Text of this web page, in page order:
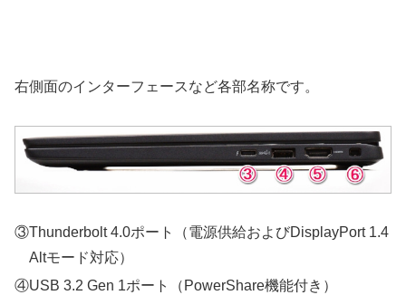
右側面のインターフェースなど各部名称です。
③Thunderbolt 4.0ポート（電源供給およびDisplayPort 1.4
Altモード対応）
④USB 3.2 Gen 1ポート（PowerShare機能付き）